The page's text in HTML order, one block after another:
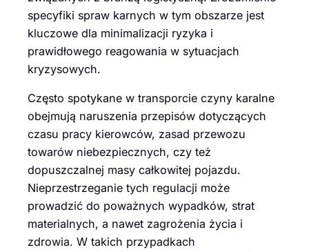
specyfiki spraw karnych w tym obszarze jest
kluczowe dla minimalizacji ryzyka i
prawidłowego reagowania w sytuacjach
kryzysowych.
Często spotykane w transporcie czyny karalne
obejmują naruszenia przepisów dotyczących
czasu pracy kierowców, zasad przewozu
towarów niebezpiecznych, czy też
dopuszczalnej masy całkowitej pojazdu.
Nieprzestrzeganie tych regulacji może
prowadzić do poważnych wypadków, strat
materialnych, a nawet zagrożenia życia i
zdrowia. W takich przypadkach